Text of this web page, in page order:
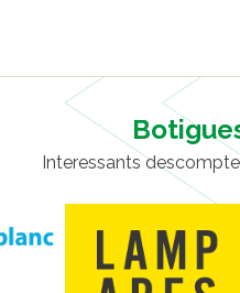
Interessants